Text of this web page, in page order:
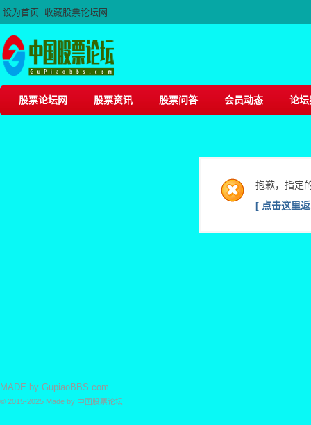
设为首页 收藏股票论坛网
股票论坛网 股票资讯 股票问答 会员动态 论坛
抱歉，指定
[ 点击这里
MADE by GupiaoBBS.com
© 2015-2025 Made by 中国股票论坛